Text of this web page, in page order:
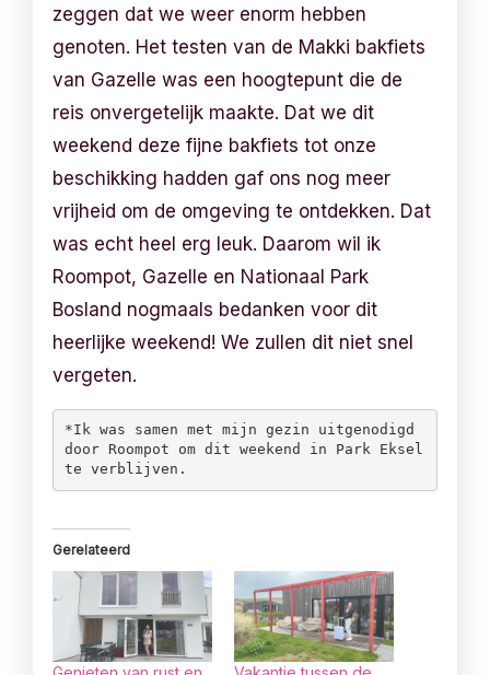
zeggen dat we weer enorm hebben
genoten. Het testen van de Makki bakfiets
van Gazelle was een hoogtepunt die de
reis onvergetelijk maakte. Dat we dit
weekend deze fijne bakfiets tot onze
beschikking hadden gaf ons nog meer
vrijheid om de omgeving te ontdekken. Dat
was echt heel erg leuk. Daarom wil ik
Roompot, Gazelle en Nationaal Park
Bosland nogmaals bedanken voor dit
heerlijke weekend! We zullen dit niet snel
vergeten.
*Ik was samen met mijn gezin uitgenodigd
door Roompot om dit weekend in Park Eksel
te verblijven.
Gerelateerd